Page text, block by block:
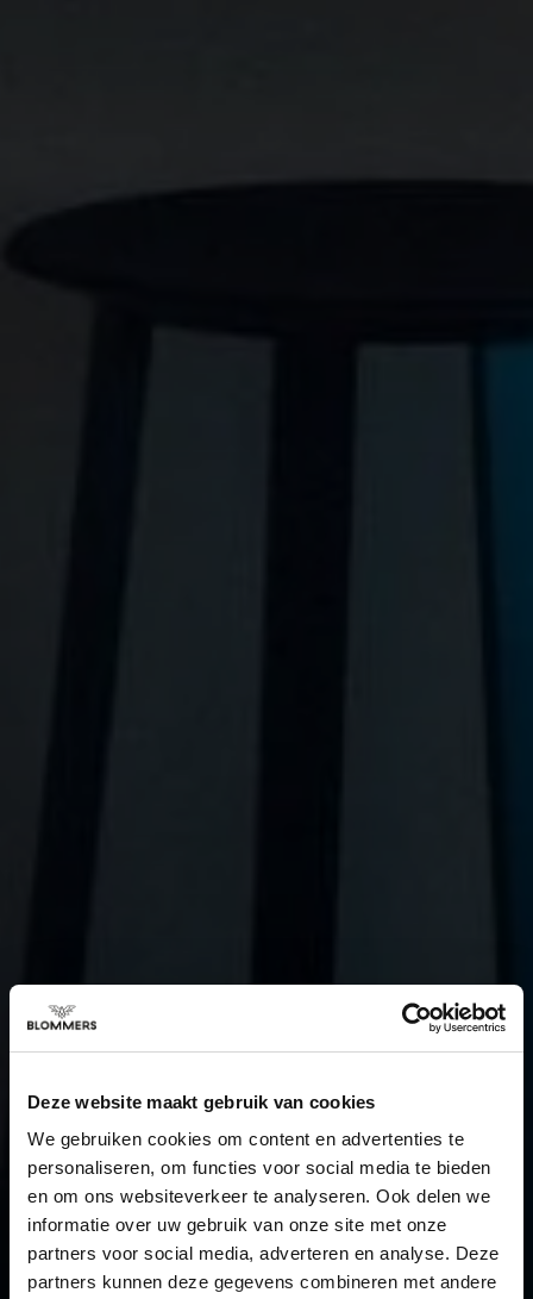
Deze website maakt gebruik van cookies
We gebruiken cookies om content en advertenties te
personaliseren, om functies voor social media te bieden
en om ons websiteverkeer te analyseren. Ook delen we
informatie over uw gebruik van onze site met onze
partners voor social media, adverteren en analyse. Deze
partners kunnen deze gegevens combineren met andere